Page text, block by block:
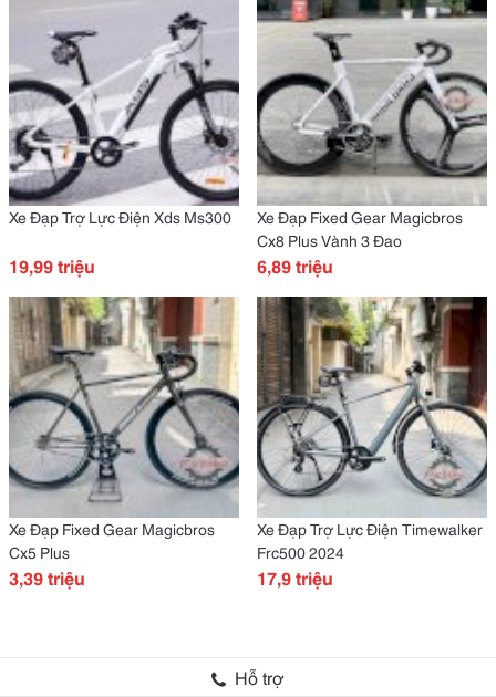
Xe Đạp Trợ Lực Điện Xds Ms300
19,99 triệu
Xe Đạp Fixed Gear Magicbros
Cx8 Plus Vành 3 Đao
6,89 triệu
Xe Đạp Fixed Gear Magicbros
Cx5 Plus
3,39 triệu
Xe Đạp Trợ Lực Điện Timewalker
Frc500 2024
17,9 triệu
Hỗ trợ